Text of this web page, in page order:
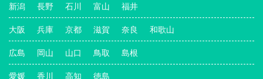
新潟 長野 石川 富山 福井
大阪 兵庫 京都 滋賀 奈良 和歌山
広島 岡山 山口 鳥取 島根
愛媛 香川 高知 徳島